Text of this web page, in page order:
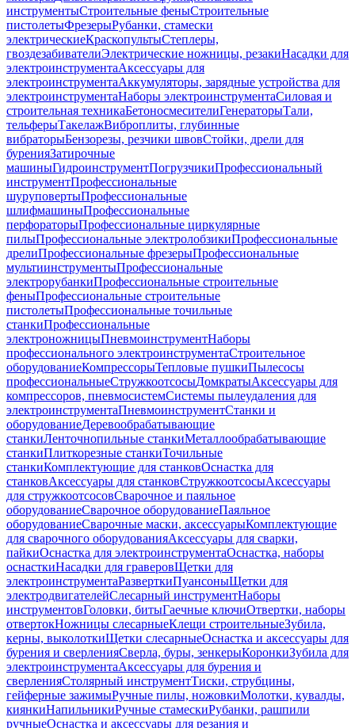
инструментыСтроительные феныСтроительные
пистолетыФрезерыРубанки, стамески
электрическиеКраскопультыСтеплеры,
гвоздезабивателиЭлектрические ножницы, резакиНасадки для
электроинструментаАксессуары для
электроинструментаАккумуляторы, зарядные устройства для
электроинструментаНаборы электроинструментаСиловая и
строительная техникаБетоносмесителиГенераторыТали,
тельферыТакелажВиброплиты, глубинные
вибраторыБензорезы, резчики швовСтойки, дрели для
буренияЗатирочные
машиныГидроинструментПогрузчикиПрофессиональный
инструментПрофессиональные
шуруповертыПрофессиональные
шлифмашиныПрофессиональные
перфораторыПрофессиональные циркулярные
пилыПрофессиональные электролобзикиПрофессиональные
дрелиПрофессиональные фрезерыПрофессиональные
мультиинструментыПрофессиональные
электрорубанкиПрофессиональные строительные
феныПрофессиональные строительные
пистолетыПрофессиональные точильные
станкиПрофессиональные
электроножницыПневмоинструментНаборы
профессионального электроинструментаСтроительное
оборудованиеКомпрессорыТепловые пушкиПылесосы
профессиональныеСтружкоотсосыДомкратыАксессуары для
компрессоров, пневмосистемСистемы пылеудаления для
электроинструментаПневмоинструментСтанки и
оборудованиеДеревообрабатывающие
станкиЛенточнопильные станкиМеталлообрабатывающие
станкиПлиткорезные станкиТочильные
станкиКомплектующие для станковОснастка для
станковАксессуары для станковСтружкоотсосыАксессуары
для стружкоотсосовСварочное и паяльное
оборудованиеСварочное оборудованиеПаяльное
оборудованиеСварочные маски, аксессуарыКомплектующие
для сварочного оборудованияАксессуары для сварки,
пайкиОснастка для электроинструментаОснастка, наборы
оснасткиНасадки для граверовЩетки для
электроинструментаРазверткиПуансоныЩетки для
электродвигателейСлесарный инструментНаборы
инструментовГоловки, битыГаечные ключиОтвертки, наборы
отвертокНожницы слесарныеКлещи строительныеЗубила,
керны, выколоткиЩетки слесарныеОснастка и аксессуары для
бурения и сверленияСверла, буры, зенкерыКоронкиЗубила для
электроинструментаАксессуары для бурения и
сверленияСтолярный инструментТиски, струбцины,
гейферные зажимыРучные пилы, ножовкиМолотки, кувалды,
киянкиНапильникиРучные стамескиРубанки, рашпили
ручныеОснастка и аксессуары для резания и